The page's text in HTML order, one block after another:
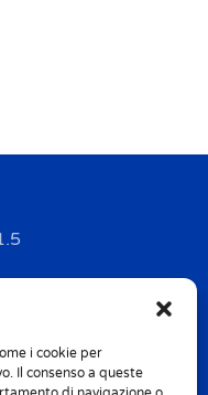
i cookie per
Il consenso a queste